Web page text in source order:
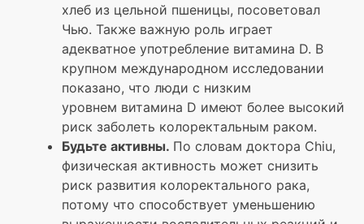
хлеб из цельной пшеницы, посоветовал
Чью. Также важную роль играет
адекватное употребление витамина D. В
крупном международном исследовании
показано, что люди с низким
уровнем витамина D имеют более высокий
риск заболеть колоректальным раком.
Будьте активны. По словам доктора Chiu,
физическая активность может снизить
риск развития колоректального рака,
потому что способствует уменьшению